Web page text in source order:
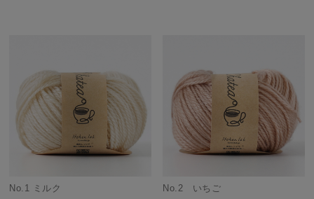
No.1 ミルク No.2 いちご